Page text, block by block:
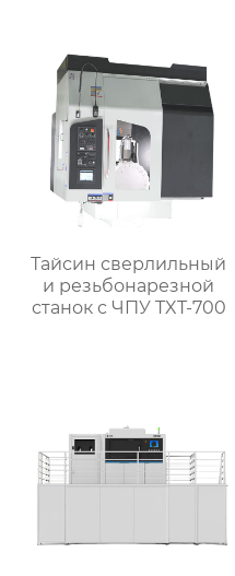
Тайсин сверлильный
и резьбонарезной
станок с ЧПУ TXT-700